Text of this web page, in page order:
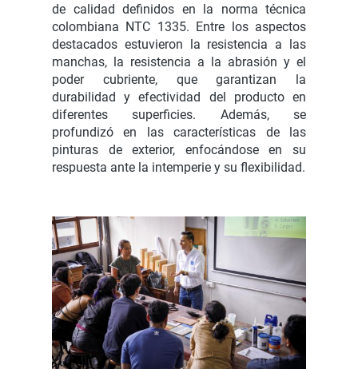
de calidad definidos en la norma técnica
colombiana NTC 1335. Entre los aspectos
destacados estuvieron la resistencia a las
manchas, la resistencia a la abrasión y el
poder cubriente, que garantizan la
durabilidad y efectividad del producto en
diferentes superficies. Además, se
profundizó en las características de las
pinturas de exterior, enfocándose en su
respuesta ante la intemperie y su flexibilidad.